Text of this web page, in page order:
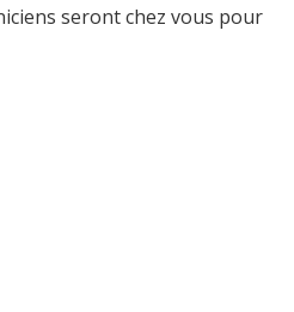
seront chez vous pour